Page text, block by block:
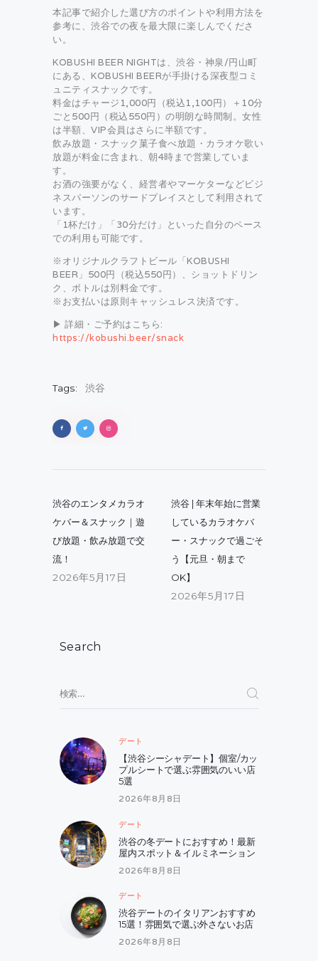
本記事で紹介した選び方のポイントや利用方法を
参考に、渋谷での夜を最大限に楽しんでくださ
い。
KOBUSHI BEER NIGHTは、渋谷・神泉/円山町
にある、KOBUSHI BEERが手掛ける深夜型コミ
ュニティスナックです。
料金はチャージ1,000円（税込1,100円）＋10分
ごと500円（税込550円）の明朗な時間制。女性
は半額、VIP会員はさらに半額です。
飲み放題・スナック菓子食べ放題・カラオケ歌い
放題が料金に含まれ、朝4時まで営業していま
す。
お酒の強要がなく、経営者やマーケターなどビジ
ネスパーソンのサードプレイスとして利用されて
います。
「1杯だけ」「30分だけ」といった自分のペース
での利用も可能です。
※オリジナルクラフトビール「KOBUSHI
BEER」500円（税込550円）、ショットドリン
ク、ボトルは別料金です。
※お支払いは原則キャッシュレス決済です。
▶ 詳細・ご予約はこちら:
https://kobushi.beer/snack
Tags: 渋谷
稿
ナ
ビ
ゲ
ョ
Previous
渋谷のエンタメカラオ
ケバー＆スナック｜遊
び放題・飲み放題で交
流！
2026年5月17日
Next
渋谷 | 年末年始に営業
しているカラオケバ
ー・スナックで過ごそ
う【元旦・朝まで
OK】
2026年5月17日
Search
索:
デート
【渋谷シーシャデート】個室/カッ
プルシートで選ぶ雰囲気のいい店
5選
2026年8月8日
デート
渋谷の冬デートにおすすめ！最新
屋内スポット＆イルミネーション
2026年8月8日
デート
渋谷デートのイタリアンおすすめ
15選！雰囲気で選ぶ外さないお店
2026年8月8日